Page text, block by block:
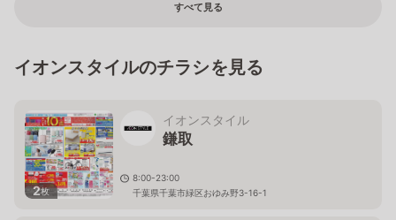
すべて見る
イオンスタイルのチラシを見る
2枚
イオンスタイル
鎌取
8:00-23:00
千葉県千葉市緑区おゆみ野3-16-1